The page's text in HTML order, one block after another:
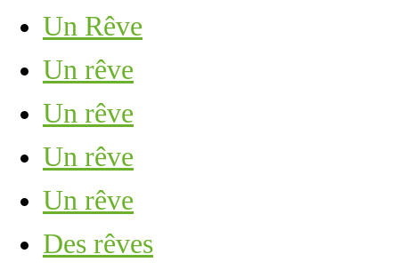
Un Rêve
Un rêve
Un rêve
Un rêve
Un rêve
Des rêves